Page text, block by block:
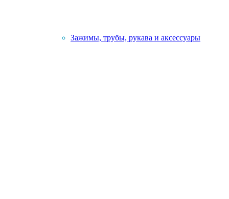
Зажимы, трубы, рукава и аксессуары